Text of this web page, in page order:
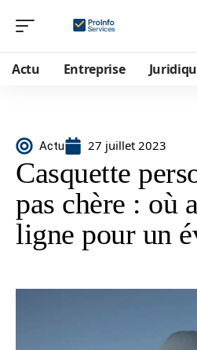
Actu Entreprise
Actu 27 juillet 2023
Casquette
pas chère : où
ligne pour un